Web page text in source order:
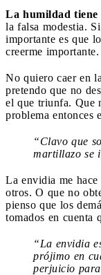
La humildad tiene
la falsa modestia.
importante es que
creerme importante.
No quiero caer en
pretendo que no
el que triunfa. Que
problema entonces
“Clavo que
martillazo se
La envidia me
otros. O que no
pienso que los
tomados en cuenta
“La envidia
prójimo en
perjuicio